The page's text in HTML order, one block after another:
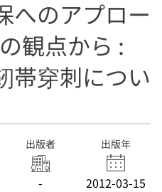
へのアプロー
観点から :
帯穿刺につい
出版者
-
出版年
2012-03-15